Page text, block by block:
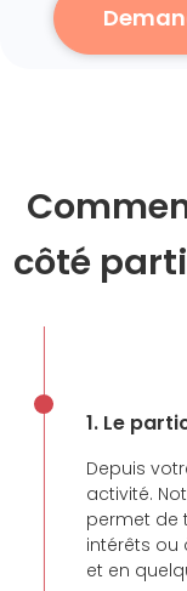
côté
1. Le
Depuis
activité.
permet de
intérêts ou
et en